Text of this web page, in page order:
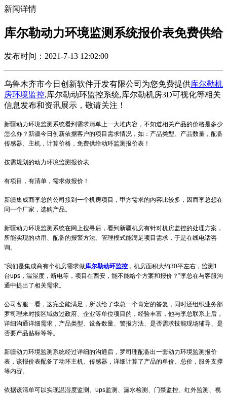
新闻详情
库尔勒动力环境监测系统报价表免费供给
发布时间：2021-7-13 12:02:00
乌鲁木齐市今日创新软件开发有限公司为您免费提供库尔勒机
房环境监控,库尔勒动环监控系统,库尔勒机房3D可视化等相关
信息发布和资讯展示，敬请关注！
新疆动力环境监测系统看到需求清单上一大堆内容，不知道相关产品的价格是多少
怎么办？新疆今日创新依据客户的项目需求情况，如：产品类型、产品数量，配备
传感器、主机，计算价格，免费供给动环监测报价表！
按需规划的动力环境监测报价表
有项目，有清单，需求做报价！
新疆集成商李总的公司接到一个机房项目，甲方需求的内容比较多，因而李总想在
同一个厂家，选购产品。
新疆动力环境监测系统在网上搜寻后，看到新疆机房有针对机房监控的处理方案，
所能实现的功用、配备的报警方法、管理模式能满足项目需求，于是在线电话咨
询。
“我们是集成商有个机房需求做库尔勒动环监控 ，机房面积大约30平左右，监测1
台ups，温湿度，断电等，项目在西安，能不能给个方案和报价？”李总在与客服沟
通中提出了相关需求。
公司客服一看，这完全能满足，所以给了李总一个肯定的答复，同时还组织业务部
罗司理来对接区域做过政府、企业等单位项目的，经验丰富，他与李总联系上后，
详细沟通详细需求，产品类型、设备数量、警报方法、是否需求技能现场辅导、是
否要产品贴标等等。
新疆动力环境监测系统经过详细的沟通后，罗司理配备出一套动力环境监测报价
表，该报价表配备了动环主机、传感器，详细计算了产品的单价、总价，服务支撑
等内容。
依据该清单可以实现温湿度监测、ups监测、漏水检测、门禁监控、红外监测、视